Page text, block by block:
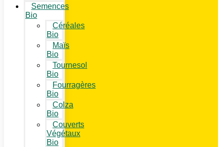
Semences
Bio
Céréales
Bio
Maïs
Bio
Tournesol
Bio
Fourragères
Bio
Colza
Bio
Couverts
Végétaux
Bio